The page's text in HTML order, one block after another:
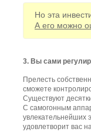
Но эта
А его можно
3. Вы сами
Прелесть
сможете
Существуют
С самогонным
увлекательнейших
удовлетворит вас